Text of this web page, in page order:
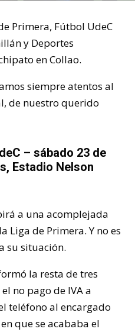
Primera, Fútbol UdeC
y Deportes
en Collao.
siempre atentos al
de nuestro querido
– sábado 23 de
Estadio Nelson
a una acomplejada
Liga de Primera. Y no es
su situación.
la resta de tres
no pago de IVA a
teléfono al encargado
que se acababa el